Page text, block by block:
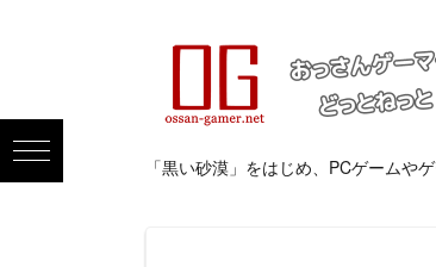
「黒い砂漠」をはじめ、PCゲームや